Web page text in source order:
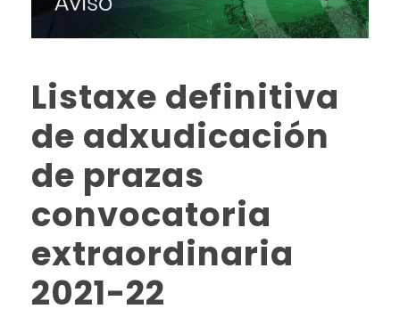
Listaxe definitiva
de adxudicación
de prazas
convocatoria
extraordinaria
2021-22